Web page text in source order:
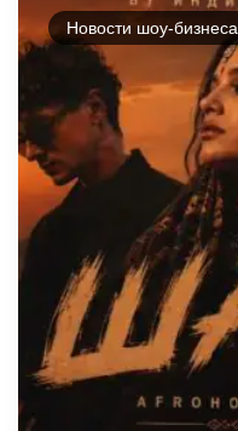
Новости шоу-бизнеса